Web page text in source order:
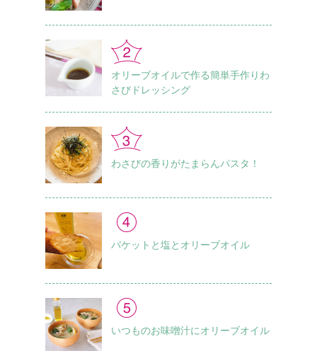
オリーブオイルで作る簡単手作りわ
さびドレッシング
わさびの香りがたまらんパスタ！
バケットと塩とオリーブオイル
いつものお味噌汁に オリーブオイル